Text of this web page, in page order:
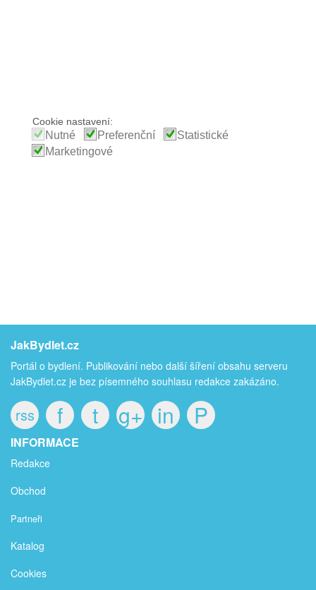
JakBydlet.cz
Portál o bydlení. Publikování nebo další šíření obsahu serveru
JakBydlet.cz je bez písemného souhlasu redakce zakázáno.
rss f t g+ in P
INFORMACE
Redakce
Obchod
Partneři
Katalog
Cookies
Cookie nastavení:
Nutné Preferenční
Statistické
Marketingové